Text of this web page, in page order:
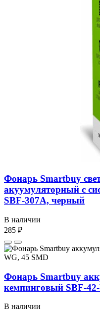
Фонарь Smartbuy
акуумуляторный с
SBF-307A, черный
В наличии
285 ₽
Фонарь Smartbuy
кемпинговый SBF-
В наличии